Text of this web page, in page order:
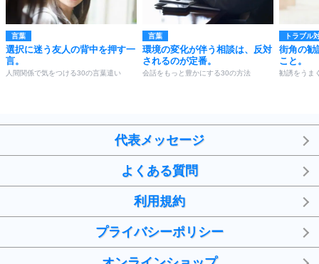
言葉
選択に迷う友人の背中を押す一
言。
人間関係で気をつける30の言葉遣い
言葉
環境の変化が伴う相談は、反対
されるのが定番。
会話をもっと豊かにする30の方法
トラブル
街角の勧
こと。
勧誘をうま
代表メッセージ
よくある質問
利用規約
プライバシーポリシー